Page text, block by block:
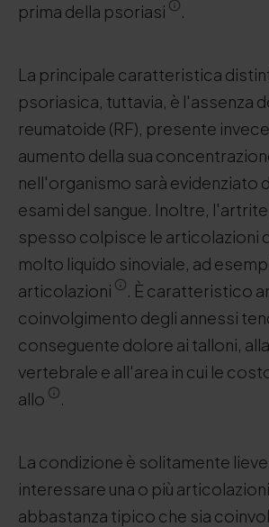
prima della psoriasi
.
La principale caratteristica
psoriasica, tuttavia, è l'assenza
reumatoide (RF), presente
aumento della sua
nell'organismo sarà evidenziato
esami del sangue. Inoltre,
spesso colpisce le articolazioni
molto liquido sinoviale, ad
articolazioni
. È caratteristico
coinvolgimento degli annessi
conseguente dolore ai talloni,
vertebrale e all'area in cui le
allo
.
La condizione è solitamente
interessare una o più
abbastanza tipico che sia